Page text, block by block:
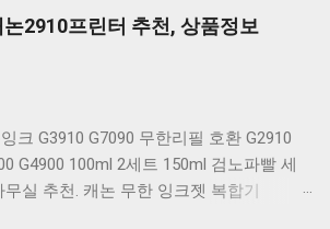
드 G803000S TKL RGB 게이밍 텐키리스 기
키보드 4종 축 선택 저소음적축 블랙. 체리
K517 Retro. COX CK01 교체축 사이드
게이밍 기계식 키보드 네이비 CK01NV적축
. 체리키보드 XTRFY MX BOARD 3.1 RGB
2910프린터 추천, 상품정보
크 G3910 G7090 무한리필 호환 G2910
G4900 100ml 2세트 150ml 검노파빨 세
무실 추천. 캐논 무한 잉크젯 복합기